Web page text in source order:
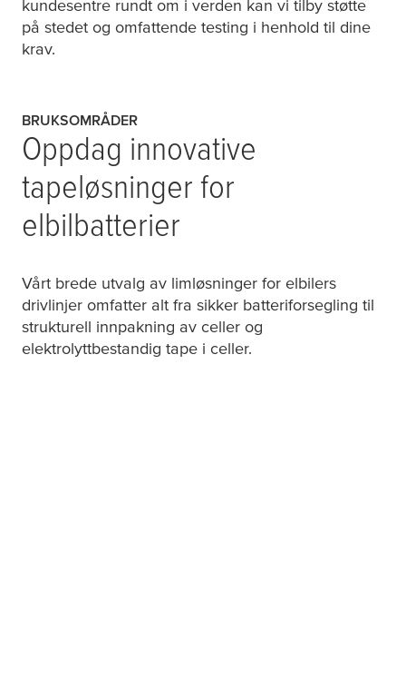
kundesentre rundt om i verden kan vi tilby støtte
på stedet og omfattende testing i henhold til dine
krav.
BRUKSOMRÅDER
Oppdag innovative
tapeløsninger for
elbilbatterier
Vårt brede utvalg av limløsninger for elbilers
drivlinjer omfatter alt fra sikker batteriforsegling til
strukturell innpakning av celler og
elektrolyttbestandig tape i celler.